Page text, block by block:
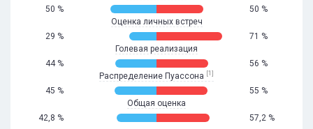
50 %
50 %
Оценка личных встреч
29 %
71 %
Голевая реализация
44 %
56 %
Распределение Пуассона [1]
45 %
55 %
Общая оценка
42,8 %
57,2 %